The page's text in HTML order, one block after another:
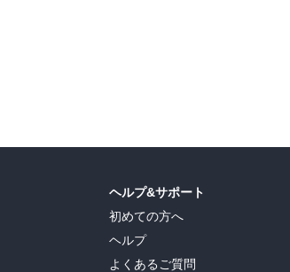
ヘルプ&サポート
初めての方へ
ヘルプ
よくあるご質問